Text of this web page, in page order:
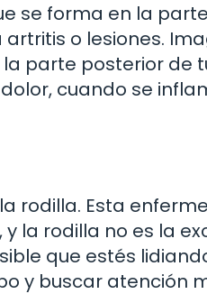
se forma en la
o lesiones.
parte posterior de
cuando se
rodilla. Esta
la rodilla no es la
que estés
y buscar atención